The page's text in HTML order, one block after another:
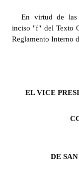
Registros y
Datos Históricos
Mujeres que
Periodistas
Banca del Vecino
En virtud de las
inciso "f" del Texto
Reglamento Interno
EL VICE
DE